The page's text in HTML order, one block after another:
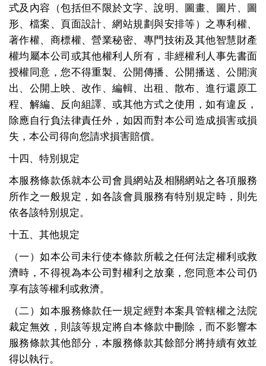
式及內容（包括但不限於文字、說明、圖畫、圖片、圖
形、檔案、頁面設計、網站規劃與安排等）之專利權、
著作權、商標權、營業秘密、專門技術及其他智慧財產
權均屬本公司或其他權利人所有，非經權利人事先書面
授權同意，您不得重製、公開傳播、公開播送、公開演
出、公開上映、改作、編輯、出租、散布、進行還原工
程、解編、反向組譯、或其他方式之使用，如有違反，
除應自行負法律責任外，如因而對本公司造成損害或損
失，本公司得向您請求損害賠償。
十四、特別規定
本服務條款係就本公司會員網站及相關網站之各項服務
所作之一般規定，如各該會員服務有特別規定時，則先
依各該特別規定。
十五、其他規定
（一）如本公司未行使本條款所載之任何法定權利或救
濟時，不得視為本公司對權利之放棄，您同意本公司仍
享有該等權利或救濟。
（二）如本服務條款任一規定經對本案具管轄權之法院
裁定無效，則該等規定將自本條款中刪除，而不影響本
服務條款其他部分，本服務條款其餘部分將持續有效並
得以執行。